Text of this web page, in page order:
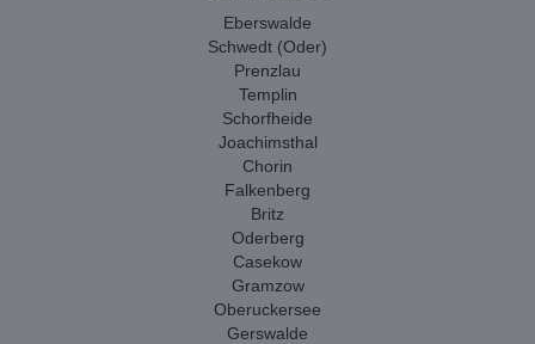
Eberswalde
Schwedt (Oder)
Prenzlau
Templin
Schorfheide
Joachimsthal
Chorin
Falkenberg
Britz
Oderberg
Casekow
Gramzow
Oberuckersee
Gerswalde